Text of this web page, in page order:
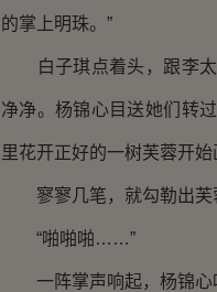
的掌上明珠。”
白子琪点着头，跟李太
净净。杨锦心目送她们转
里花开正好的一树芙蓉开始
寥寥几笔，就勾勒出芙蓉
“啪啪啪……”
一阵掌声响起，杨锦心